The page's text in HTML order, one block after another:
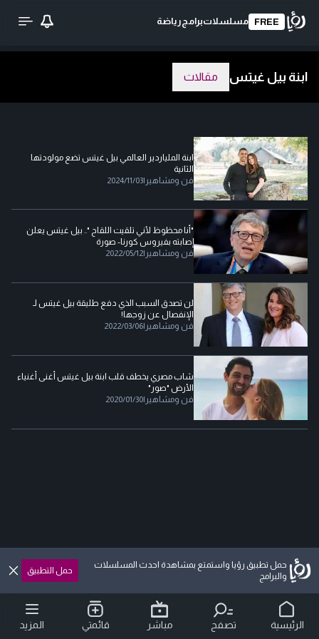
FREE مسلسلاتبرامج رياضة
ابنة بيل غيتس مقالات
ابنة الملياردير العالمي بيل غيتس تضع مولودتها
الثانية
فن ومشاهير |
2024/11/03
"أنا محظوظ لأني تلقيت اللقاح ".. بيل غيتس يعلن
إصابته بفيروس كورنا- صورة
فن ومشاهير |
2022/05/12
لن تصدق السبب الذي دفع طليقة بيل غيتس لـ
الإنفصال عن زوجها!
فن ومشاهير |
2022/03/06
شاب مصري يخطف قلب ابنة بيل غيتس أغنى أغنياء
الأرض "صور"
فن ومشاهير |
2020/01/30
حمل تطبيق رؤيا واستمتع بمشاهدة احدث المسلسلات
والبرامج
حمل التطبيق
الرئيسية تصفح مباشر قائمتي المزيد